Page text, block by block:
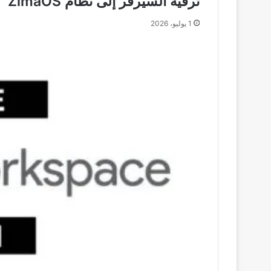
1 يوليو، 2026